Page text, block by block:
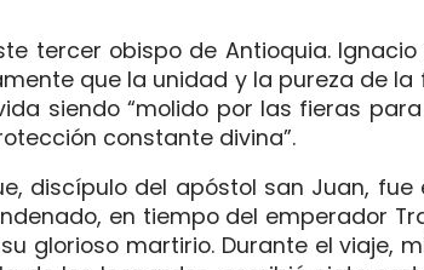
tercer obispo de Antioquia.
que la unidad y la pureza de
­siendo “molido por las fieras
constante divina”.
discípulo del apóstol san Juan,
en tiempo del emperador
glorioso martirio. Durante el viaje,